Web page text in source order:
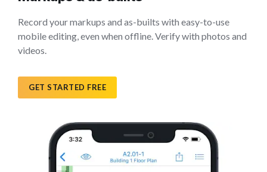
Record your markups and as-builts with easy-to-use
mobile editing, even when offline. Verify with photos and
videos.
GET STARTED FREE